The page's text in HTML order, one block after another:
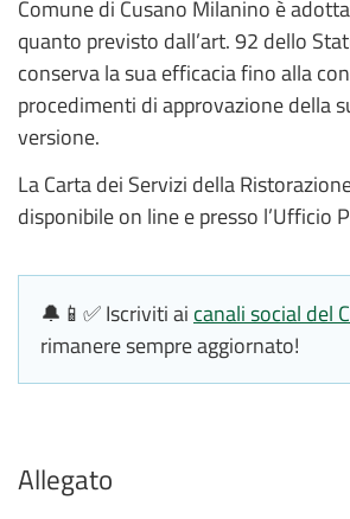
Comune di Cusano Milanino è
quanto previsto dall’art. 92 dello
conserva la sua efficacia fino alla
procedimenti di approvazione della
versione.
La Carta dei Servizi della
disponibile on line e presso l’Ufficio
🔔📱✅ Iscriviti ai canali social del
rimanere sempre aggiornato!
Allegato